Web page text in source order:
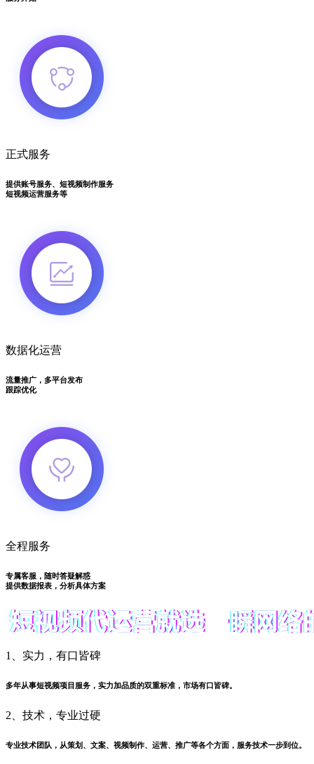
正式服务
提供账号服务、短视频制作服务
短视频运营服务等
数据化运营
流量推广，多平台发布
跟踪优化
全程服务
专属客服，随时答疑解惑
提供数据报表，分析具体方案
1、实力，有口皆碑
多年从事短视频项目服务，实力加品质的双重标准，市场有口皆碑。
2、技术，专业过硬
专业技术团队，从策划、文案、视频制作、运营、推广等各个方面，服务技术一步到位。